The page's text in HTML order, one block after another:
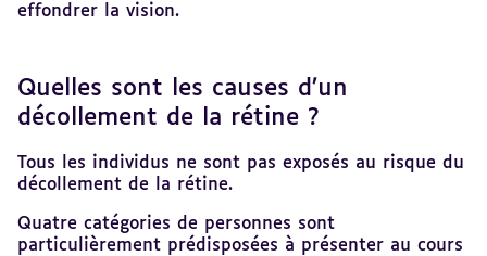
effondrer la vision.
Quelles sont les causes d’un
décollement de la rétine ?
Tous les individus ne sont pas exposés au risque du
décollement de la rétine.
Quatre catégories de personnes sont
particulièrement prédisposées à présenter au cours